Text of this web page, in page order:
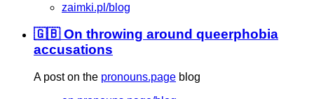
zaimki.pl/blog
🇬🇧 On throwing around queerphobia
accusations
A post on the pronouns.page blog